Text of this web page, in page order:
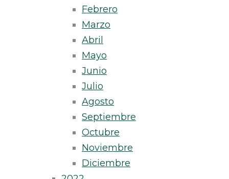
Febrero
Marzo
Abril
Mayo
Junio
Julio
Agosto
Septiembre
Octubre
Noviembre
Diciembre